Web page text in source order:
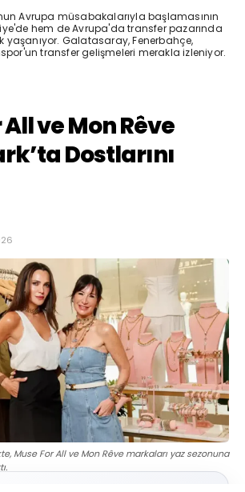
Avrupa müsabakalarıyla başlamasının
hem de Avrupa'da transfer pazarında
yaşanıyor. Galatasaray, Fenerbahçe,
transfer gelişmeleri merakla izleniyor.